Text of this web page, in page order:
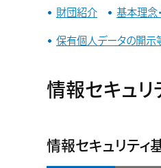
財団紹介 基本理念
保有個人データの開示
情報セキュリ
情報セキュリティ